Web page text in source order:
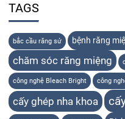
TAGS
bắc cầu răng sứ bệnh răng
chăm sóc răng miệng
công nghệ Bleach Bright công
cấy ghép nha khoa